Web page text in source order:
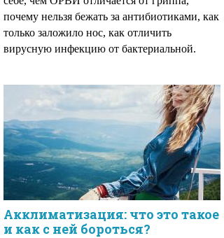
почему нельзя бежать за антибиотиками, как
только заложило нос, как отличить
вирусную инфекцию от бактериальной.
Акклиматизация: что это такое
и как с ней бороться?